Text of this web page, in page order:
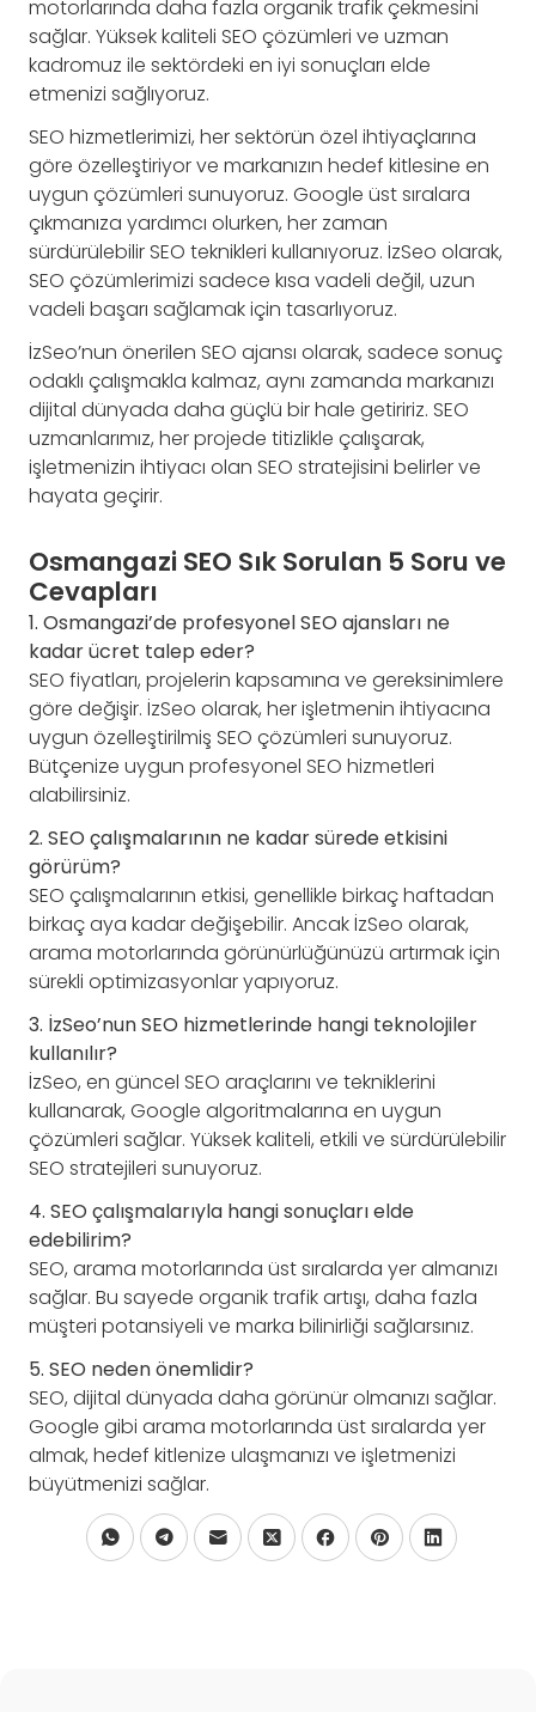
motorlarında daha fazla organik trafik çekmesini
sağlar. Yüksek kaliteli SEO çözümleri ve uzman
kadromuz ile sektördeki en iyi sonuçları elde
etmenizi sağlıyoruz.
SEO hizmetlerimizi, her sektörün özel ihtiyaçlarına
göre özelleştiriyor ve markanızın hedef kitlesine en
uygun çözümleri sunuyoruz. Google üst sıralara
çıkmanıza yardımcı olurken, her zaman
sürdürülebilir SEO teknikleri kullanıyoruz. İzSeo olarak,
SEO çözümlerimizi sadece kısa vadeli değil, uzun
vadeli başarı sağlamak için tasarlıyoruz.
İzSeo’nun önerilen SEO ajansı olarak, sadece sonuç
odaklı çalışmakla kalmaz, aynı zamanda markanızı
dijital dünyada daha güçlü bir hale getiririz. SEO
uzmanlarımız, her projede titizlikle çalışarak,
işletmenizin ihtiyacı olan SEO stratejisini belirler ve
hayata geçirir.
Osmangazi SEO Sık Sorulan 5 Soru ve
Cevapları
1. Osmangazi’de profesyonel SEO ajansları ne
kadar ücret talep eder?
SEO fiyatları, projelerin kapsamına ve gereksinimlere
göre değişir. İzSeo olarak, her işletmenin ihtiyacına
uygun özelleştirilmiş SEO çözümleri sunuyoruz.
Bütçenize uygun profesyonel SEO hizmetleri
alabilirsiniz.
2. SEO çalışmalarının ne kadar sürede etkisini
görürüm?
SEO çalışmalarının etkisi, genellikle birkaç haftadan
birkaç aya kadar değişebilir. Ancak İzSeo olarak,
arama motorlarında görünürlüğünüzü artırmak için
sürekli optimizasyonlar yapıyoruz.
3. İzSeo’nun SEO hizmetlerinde hangi teknolojiler
kullanılır?
İzSeo, en güncel SEO araçlarını ve tekniklerini
kullanarak, Google algoritmalarına en uygun
çözümleri sağlar. Yüksek kaliteli, etkili ve sürdürülebilir
SEO stratejileri sunuyoruz.
4. SEO çalışmalarıyla hangi sonuçları elde
edebilirim?
SEO, arama motorlarında üst sıralarda yer almanızı
sağlar. Bu sayede organik trafik artışı, daha fazla
müşteri potansiyeli ve marka bilinirliği sağlarsınız.
5. SEO neden önemlidir?
SEO, dijital dünyada daha görünür olmanızı sağlar.
Google gibi arama motorlarında üst sıralarda yer
almak, hedef kitlenize ulaşmanızı ve işletmenizi
büyütmenizi sağlar.